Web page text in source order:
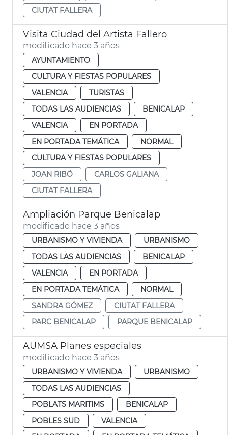
CIUTAT FALLERA
Visita Ciudad del Artista Fallero
modificado hace 3 años
AYUNTAMIENTO
CULTURA Y FIESTAS POPULARES
VALENCIA
TURISTAS
TODAS LAS AUDIENCIAS
BENICALAP
VALENCIA
EN PORTADA
EN PORTADA TEMÁTICA
NORMAL
CULTURA Y FIESTAS POPULARES
JOAN RIBÓ
CARLOS GALIANA
CIUTAT FALLERA
Ampliación Parque Benicalap
modificado hace 3 años
URBANISMO Y VIVIENDA
URBANISMO
TODAS LAS AUDIENCIAS
BENICALAP
VALENCIA
EN PORTADA
EN PORTADA TEMÁTICA
NORMAL
SANDRA GÓMEZ
CIUTAT FALLERA
PARC BENICALAP
PARQUE BENICALAP
AUMSA Planes especiales
modificado hace 3 años
URBANISMO Y VIVIENDA
URBANISMO
TODAS LAS AUDIENCIAS
POBLATS MARITIMS
BENICALAP
POBLES SUD
VALENCIA